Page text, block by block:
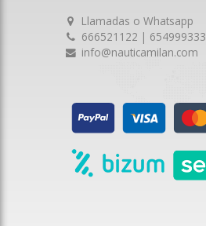
Llamadas o Whatsapp
666521122 | 654999333
info@nauticamilan.com